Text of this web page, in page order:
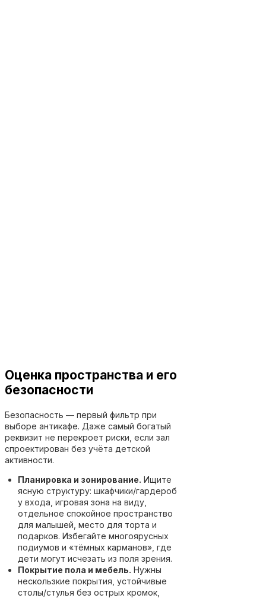
Оценка пространства и его
безопасности
Безопасность — первый фильтр при
выборе антикафе. Даже самый богатый
реквизит не перекроет риски, если зал
спроектирован без учёта детской
активности.
Планировка и зонирование. Ищите
ясную структуру: шкафчики/гардероб
у входа, игровая зона на виду,
отдельное спокойное пространство
для малышей, место для торта и
подарков. Избегайте многоярусных
подиумов и «тёмных карманов», где
дети могут исчезать из поля зрения.
Покрытие пола и мебель. Нужны
нескользкие покрытия, устойчивые
столы/стулья без острых кромок,